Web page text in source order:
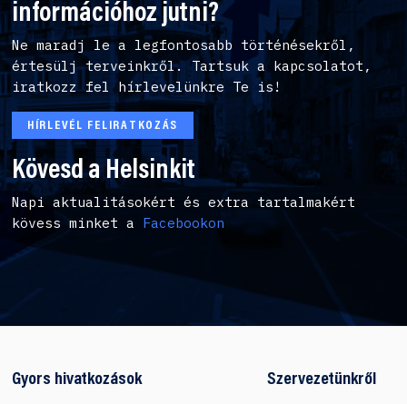
információhoz jutni?
Ne maradj le a legfontosabb történésekről,
értesülj terveinkről. Tartsuk a kapcsolatot,
iratkozz fel hírlevelünkre Te is!
HÍRLEVÉL FELIRATKOZÁS
Kövesd a Helsinkit
Napi aktualitásokért és extra tartalmakért
kövess minket a Facebookon
Gyors hivatkozások Szervezetünkről